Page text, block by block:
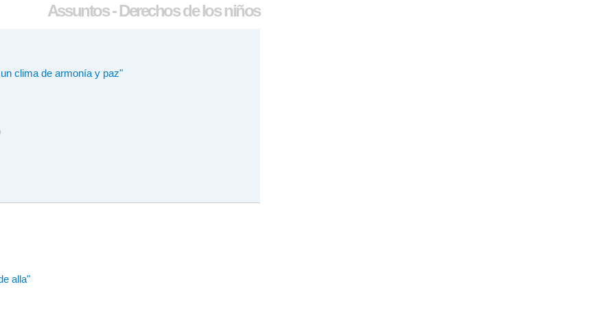
Assuntos - Derechos de los niños
clima de armonía y paz"
alla"